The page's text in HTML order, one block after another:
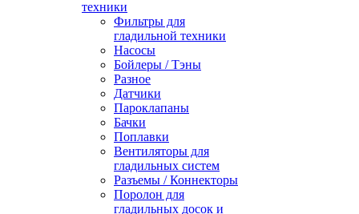
техники
Фильтры для
гладильной техники
Насосы
Бойлеры / Тэны
Разное
Датчики
Пароклапаны
Бачки
Поплавки
Вентиляторы для
гладильных систем
Разъемы / Коннекторы
Поролон для
гладильных досок и